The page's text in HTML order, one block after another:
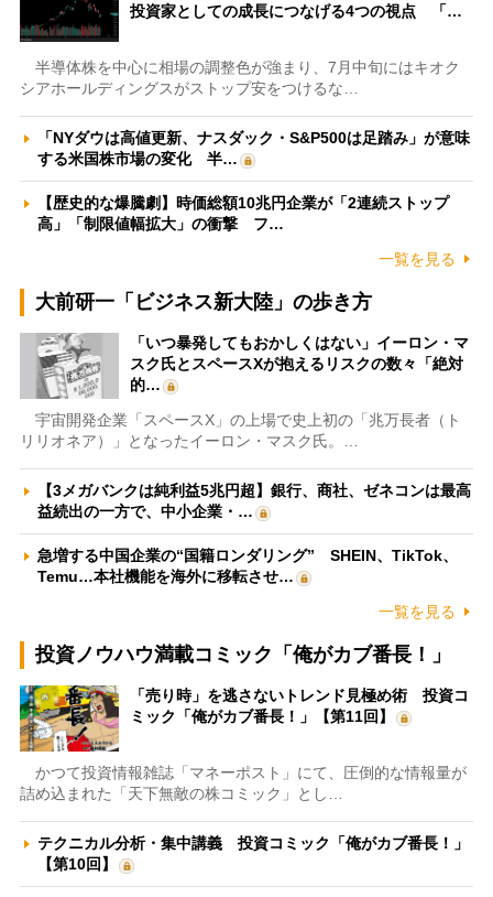
投資家としての成長につなげる4つの視点 「…
半導体株を中心に相場の調整色が強まり、7月中旬にはキオク
シアホールディングスがストップ安をつけるな…
「NYダウは高値更新、ナスダック・S&P500は足踏み」が意味
する米国株市場の変化 半…
【歴史的な爆騰劇】時価総額10兆円企業が「2連続ストップ
高」「制限値幅拡大」の衝撃 フ…
一覧を見る
大前研一「ビジネス新大陸」の歩き方
「いつ暴発してもおかしくはない」イーロン・マ
スク氏とスペースXが抱えるリスクの数々「絶対
的…
宇宙開発企業「スペースX」の上場で史上初の「兆万長者（ト
リリオネア）」となったイーロン・マスク氏。…
【3メガバンクは純利益5兆円超】銀行、商社、ゼネコンは最高
益続出の一方で、中小企業・…
急増する中国企業の“国籍ロンダリング” SHEIN、TikTok、
Temu…本社機能を海外に移転させ…
一覧を見る
投資ノウハウ満載コミック「俺がカブ番長！」
「売り時」を逃さないトレンド見極め術 投資コ
ミック「俺がカブ番長！」【第11回】
かつて投資情報雑誌「マネーポスト」にて、圧倒的な情報量が
詰め込まれた「天下無敵の株コミック」とし…
テクニカル分析・集中講義 投資コミック「俺がカブ番長！」
【第10回】